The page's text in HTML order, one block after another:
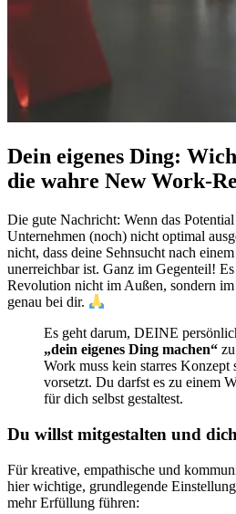
Dein eigenes Ding:
die wahre New Work-
Die gute Nachricht: Wenn das
Unternehmen (noch) nicht optimal
nicht, dass deine Sehnsucht nach
unerreichbar ist. Ganz im Gegenteil!
Revolution nicht im Außen, sondern
genau bei dir.
Es geht darum, DEINE
„dein eigenes Ding machen“
Work muss kein starres Konzept
vorsetzt. Du darfst es zu einem
für dich selbst gestaltest.
Du willst mitgestalten und
Für kreative, empathische und
hier wichtige, grundlegende
mehr Erfüllung führen: